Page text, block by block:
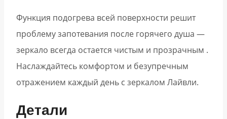
Функция подогрева всей поверхности решит
проблему запотевания после горячего душа —
зеркало всегда остается чистым и прозрачным .
Наслаждайтесь комфортом и безупречным
отражением каждый день с зеркалом Лайвли.
Детали